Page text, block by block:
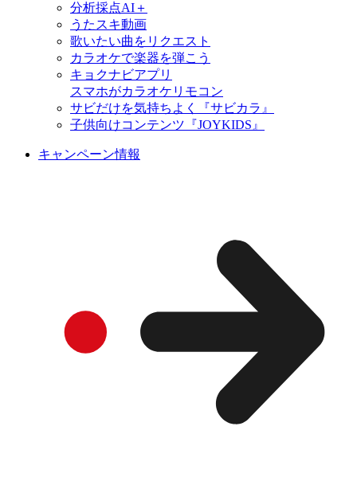
分析採点AI＋
うたスキ動画
歌いたい曲をリクエスト
カラオケで楽器を弾こう
キョクナビアプリ
スマホがカラオケリモコン
サビだけを気持ちよく『サビカラ』
子供向けコンテンツ『JOYKIDS』
キャンペーン情報